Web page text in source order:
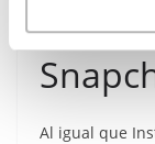
i
en concreto o
Al igual que